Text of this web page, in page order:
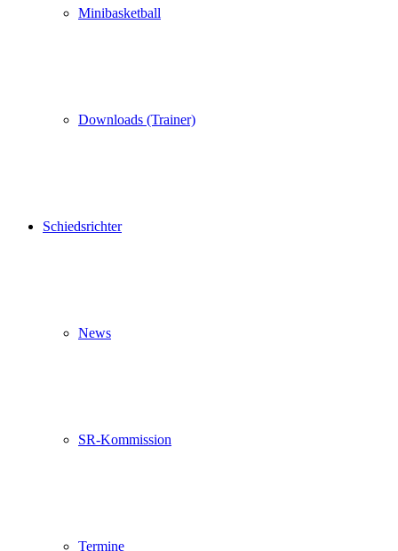
Minibasketball
Downloads (Trainer)
Schiedsrichter
News
SR-Kommission
Termine